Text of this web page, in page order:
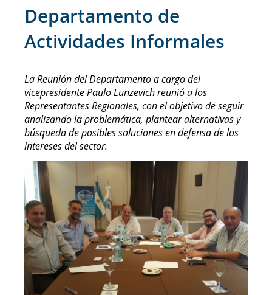
Departamento de
Actividades Informales
La Reunión del Departamento a cargo del
vicepresidente Paulo Lunzevich reunió a los
Representantes Regionales, con el objetivo de seguir
analizando la problemática, plantear alternativas y
búsqueda de posibles soluciones en defensa de los
intereses del sector.